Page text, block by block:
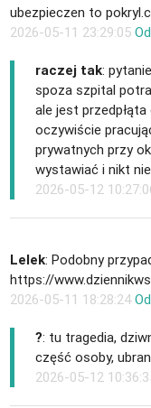
ubezpieczen to
2026-05-11 23:29:05
raczej tak:
spoza szpital
ale jest
oczywiście
prywatnych przy
wystawiać i nikt
2026-05-12
Lelek: Podobny
https://
2026-05-11 18:28:24
?: tu tragedia,
część osoby,
2026-05-12